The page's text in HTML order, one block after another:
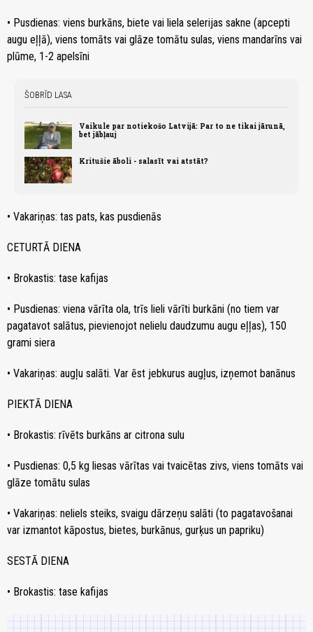
• Pusdienas: viens burkāns, biete vai liela selerijas sakne (apcepti
augu eļļā), viens tomāts vai glāze tomātu sulas, viens mandarīns vai
plūme, 1-2 apelsīni
ŠOBRĪD LASA
Vaikule par notiekošo Latvijā: Par to ne tikai jārunā,
bet jābļauj
Kritušie āboli - salasīt vai atstāt?
• Vakariņas: tas pats, kas pusdienās
CETURTĀ DIENA
• Brokastis: tase kafijas
• Pusdienas: viena vārīta ola, trīs lieli vārīti burkāni (no tiem var
pagatavot salātus, pievienojot nelielu daudzumu augu eļļas), 150
grami siera
• Vakariņas: augļu salāti. Var ēst jebkurus augļus, izņemot banānus
PIEKTĀ DIENA
• Brokastis: rīvēts burkāns ar citrona sulu
• Pusdienas: 0,5 kg liesas vārītas vai tvaicētas zivs, viens tomāts vai
glāze tomātu sulas
• Vakariņas: neliels steiks, svaigu dārzeņu salāti (to pagatavošanai
var izmantot kāpostus, bietes, burkānus, gurķus un papriku)
SESTĀ DIENA
• Brokastis: tase kafijas